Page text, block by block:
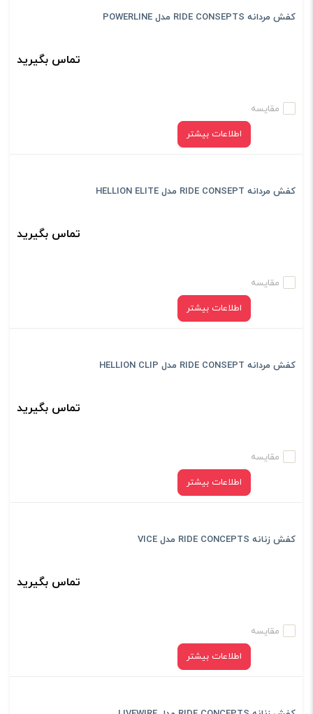
کفش مردانه RIDE CONSEPTS مدل POWERLINE
تماس بگیرید
مقایسه
اطلاعات بیشتر
کفش مردانه RIDE CONSEPT مدل HELLION ELITE
تماس بگیرید
مقایسه
اطلاعات بیشتر
کفش مردانه RIDE CONSEPT مدل HELLION CLIP
تماس بگیرید
مقایسه
اطلاعات بیشتر
کفش زنانه RIDE CONCEPTS مدل VICE
تماس بگیرید
مقایسه
اطلاعات بیشتر